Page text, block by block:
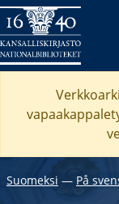
Suomeksi ― På